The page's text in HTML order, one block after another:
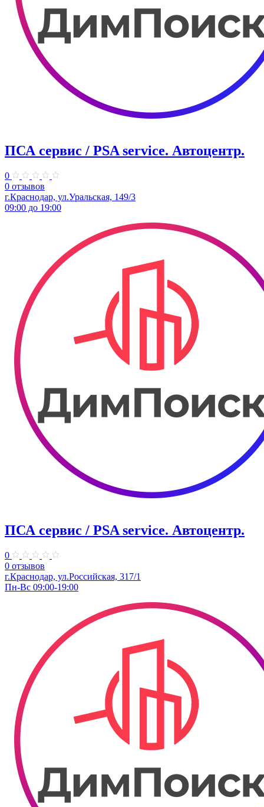
ПСА сервис / PSA service. ​Автоцентр.
0
0 отзывов
г.Краснодар, ул.Уральская, 149/3
09:00 до 19:00
ПСА сервис / PSA service. ​Автоцентр.
0
0 отзывов
г.Краснодар, ул.Российская, 317/1
Пн-Вс 09:00-19:00